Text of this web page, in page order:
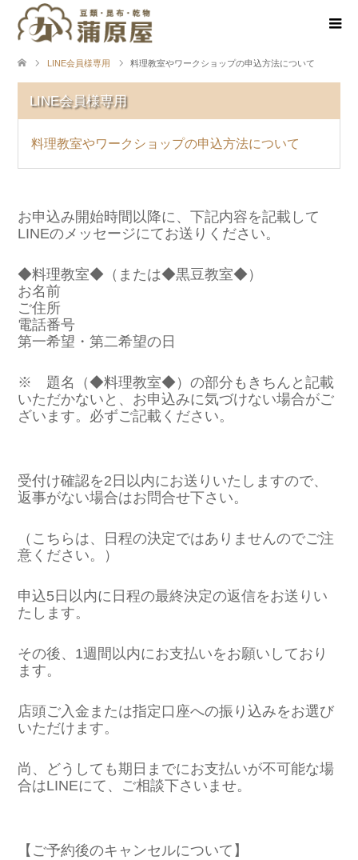
LINE会員様専用 料理教室やワークショップの申込方法について
LINE会員様専用
料理教室やワークショップの申込方法について
お申込み開始時間以降に、下記内容を記載して
LINEのメッセージにてお送りください。
◆料理教室◆（または◆黒豆教室◆）
お名前
ご住所
電話番号
第一希望・第二希望の日
※ 題名（◆料理教室◆）の部分もきちんと記載
いただかないと、お申込みに気づけない場合がご
ざいます。必ずご記載ください。
受付け確認を2日以内にお送りいたしますので、
返事がない場合はお問合せ下さい。
（こちらは、日程の決定ではありませんのでご注
意ください。）
申込5日以内に日程の最終決定の返信をお送りい
たします。
その後、1週間以内にお支払いをお願いしており
ます。
店頭ご入金または指定口座への振り込みをお選び
いただけます。
尚、どうしても期日までにお支払いが不可能な場
合はLINEにて、ご相談下さいませ。
【ご予約後のキャンセルについて】